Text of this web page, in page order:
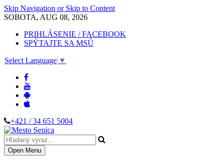
Skip Navigation or Skip to Content
SOBOTA, AUG 08, 2026
PRIHLÁSENIE / FACEBOOK
SPÝTAJTE SA MSÚ
Select Language ▼
+421 / 34 651 5004
Open Menu